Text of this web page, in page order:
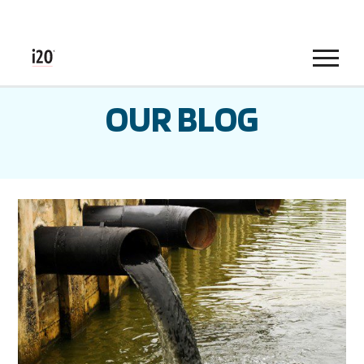
Menu
OUR BLOG